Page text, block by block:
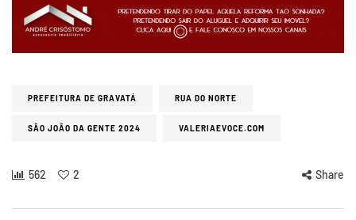
PREFEITURA DE GRAVATÁ RUA DO NORTE
SÃO JOÃO DA GENTE 2024 VALERIAEVOCE.COM
562 2 Share